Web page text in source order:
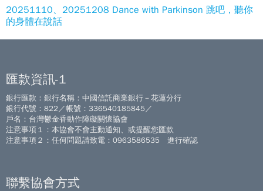
20251110、20251208 Dance with Parkinson 跳吧，聽你
的身體在說話
匯款資訊-1
銀行匯款：銀行名稱：中國信託商業銀行－花蓮分行
銀行代號：822／帳號：336540185845／
戶名：台灣鬱金香動作障礙關懷協會
注意事項１：本協會不會主動通知、或提醒您匯款
注意事項２：任何問題請致電：0963586535 進行確認
聯繫協會方式